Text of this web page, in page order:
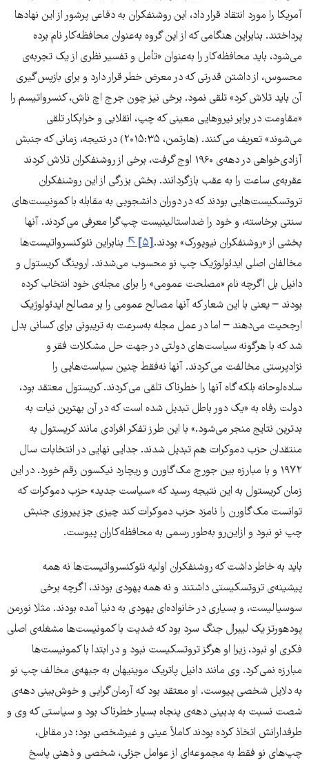
آمریکا را مورد انتقاد قرار داد، این روشنفکران به دفاعی پرشور از این نهادها
پرداختند. بنابراین هنگامی که از این گروه به‌عنوان محافظه‌کار نام برده
می‌شود، باید محافظه‌کار را به‌عنوان «تأمل و تفسیر نظری از یک تجربه‌ی
محسوس، از داشتن قدرتی که در معرض خطر قرار دارد و برای بازپس‌گیری
آن باید تلاش کرد» تلقی نمود. برخی نیز چون جرج اچ ناش، کنسرواتیسم را
«مقاومت در برابر نیروهایی معینی که چپ، انقلابی و خرابکار تلقی
می‌شوند» تعریف می‌کنند. (هارتمن، ۲۰۱۵:۳۵) در نتیجه، زمانی که جنبش
آزادی‌خواهی در دهه‌ی ۱۹۶۰ اوج گرفت، برخی از روشنفکران تلاش کردند
عقربه‌ی ساعت را به عقب بازگردانند. بخش بزرگی از این روشنفکران
تروتسکیست‌هایی بودند که در دوران دانشجویی به مقابله با کمونیست‌های
سنتی برخاسته، و خود را ضداستالینیست چپ‌گرا معرفی می‌کردند. آنها
بخشی از «روشنفکران نیویورک» بودند.[۵]
بنابراین نئوکنسرواتیست‌ها
مخالفان اصلی ایدئولوژیک چپ نو محسوب می‌شدند. اروینگ کریستول و
دانیل بل اگرچه نام «مصلحت عمومی» را برای مجله‌ی خود انتخاب کرده
بودند – یعنی با این شعار که آنها مصالح عمومی را بر مصالح ایدئولوژیک
ارجحیت می‌دهند – اما در عمل مجله به‌سرعت به تریبونی برای کسانی بدل
شد که با هرگونه سیاست‌های دولتی در جهت حل مشکلات فقر و
نژادپرستی مخالفت می‌کردند. آنها نه‌فقط چنین سیاست‌هایی را
ساده‌لوحانه بلکه گاه آنها را خطرناک تلقی می‌کردند. کریستول معتقد بود،
دولت رفاه به «یک دور باطل تبدیل شده است که در آن بهترین نیات به
بدترین نتایج منجر می‌شود.» با این طرز تفکر افرادی مانند کریستول به
منتقدان حزب دموکرات هم تبدیل شدند. جدایی نهایی در انتخابات سال
۱۹۷۲ و با مبارزه بین جورج مک‌گاورن و ریچارد نیکسون رقم خورد. در این
زمان کریستول به این نتیجه رسید که «سیاست جدید» حزب دموکرات که
توانست مک‌گاورن را نامزد حزب دموکرات کند چیزی جز پیروزی جنبش
چپ نو نبود و از‌این‌رو به‌طور رسمی به محافظه‌کاران پیوست.
باید به خاطر داشت که روشنفکران اولیه نئوکنسرواتیست‌ها نه همه
پیشینه‌ی تروتسکیستی داشتند و نه همه یهودی بودند، اگرچه برخی
سوسیالیست، و بسیاری در خانواده‌ای یهودی به دنیا آمده بودند. مثلا نورمن
پودهورتز یک لیبرال جنگ سرد بود که ضدیت با کمونیست‌ها مشغله‌ی اصلی
فکری او نبود، زیرا او هرگز تروتسکیست نبود و در ابتدا با کمونیست‌‌ها
مبارزه نمی‌کرد. وی مانند دانیل پاتریک موینیهان به جبهه‌ی مخالف چپ نو
به دلایل شخصی پیوست. او معتقد بود که آرمان‌گرایی و خوش‌بینی دهه‌ی
شصت نسبت به بدبینی دهه‌ی پنجاه بسیار خطرناک بود و سیاستی که وی و
طرفدارانش اتخاذ کرده بودند کاملاً عینی و غیرشخصی بود؛ در مقابل،
چپ‌های نو فقط به مجموعه‌ای از عوامل جزئی، شخصی و ذهنی پاسخ